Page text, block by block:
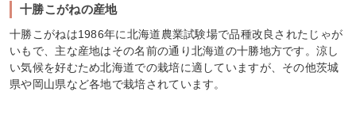
十勝こがねの産地
十勝こがねは1986年に北海道農業試験場で品種改良されたじゃが
いもで、主な産地はその名前の通り北海道の十勝地方です。涼し
い気候を好むため北海道での栽培に適していますが、その他茨城
県や岡山県など各地で栽培されています。